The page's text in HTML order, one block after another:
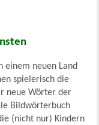
einem neuen Land
spielerisch die
neue Wörter der
Bildwörterbuch
(nicht nur) Kindern